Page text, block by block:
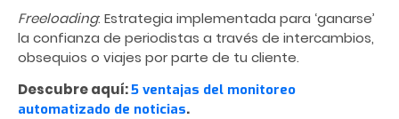
Freeloading: Estrategia implementada para ‘ganarse’
la confianza de periodistas a través de intercambios,
obsequios o viajes por parte de tu cliente.
Descubre aquí:5 ventajas del monitoreo
automatizado de noticias.